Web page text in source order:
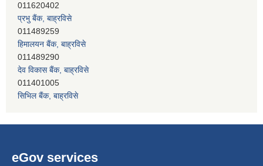
प्रभु बैंक, बाह्रविसे
011489259
हिमालयन बैंक, बाह्रविसे
011489290
देव विकास बैंक, बाह्रविसे
011401005
सिभिल बैंक, बाह्रविसे
011489283
eGov services